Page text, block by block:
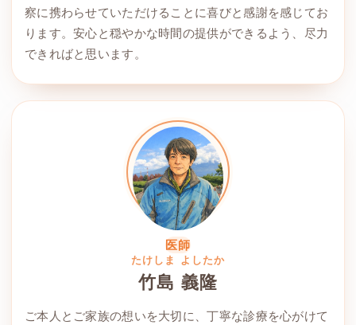
察に携わらせていただけることに喜びと感謝を感じてお
ります。安心と穏やかな時間の提供ができるよう、尽力
できればと思います。
医師
たけしま よしたか
竹島 義隆
ご本人とご家族の想いを大切に、丁寧な診療を心がけて